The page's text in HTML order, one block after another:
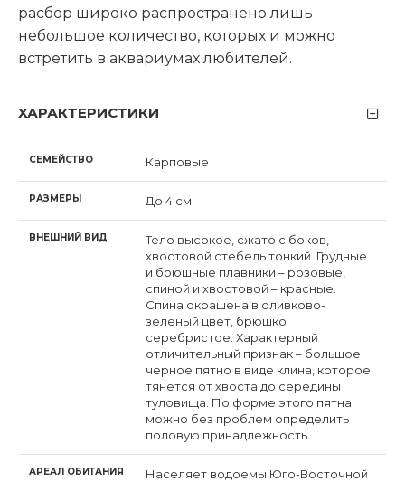
расбор широко распространено лишь
небольшое количество, которых и можно
встретить в аквариумах любителей.
ХАРАКТЕРИСТИКИ
СЕМЕЙСТВО Карповые
РАЗМЕРЫ До 4 см
ВНЕШНИЙ ВИД
Тело высокое, сжато с боков,
хвостовой стебель тонкий. Грудные
и брюшные плавники – розовые,
спиной и хвостовой – красные.
Спина окрашена в оливково-
зеленый цвет, брюшко
серебристое. Характерный
отличительный признак – большое
черное пятно в виде клина, которое
тянется от хвоста до середины
туловища. По форме этого пятна
можно без проблем определить
половую принадлежность.
АРЕАЛ ОБИТАНИЯ
Населяет водоемы Юго-Восточной